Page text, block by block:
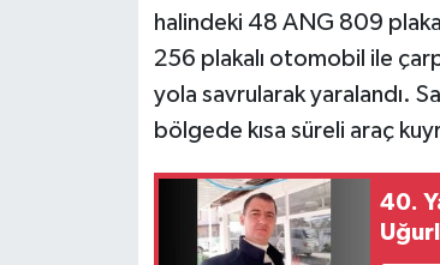
halindeki 48 ANG 809
256 plakalı otomobil ile
yola savrularak yaralandı.
bölgede kısa süreli araç
40.